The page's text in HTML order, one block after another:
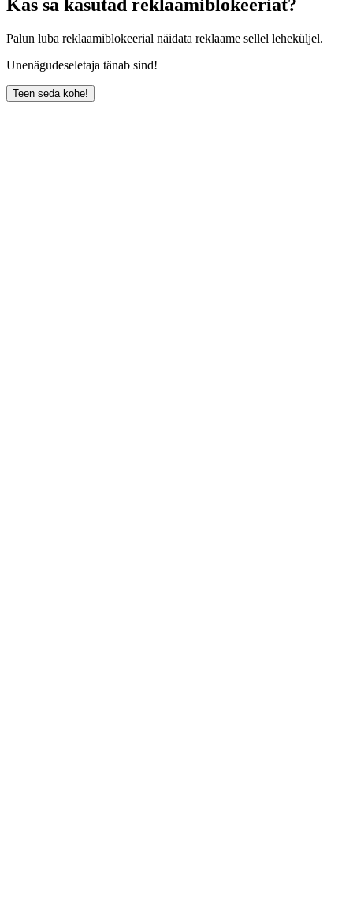
Kas sa kasutad reklaamiblokeeriat?
Palun luba reklaamiblokeerial näidata reklaame sellel leheküljel.
Unenägudeseletaja tänab sind!
Teen seda kohe!